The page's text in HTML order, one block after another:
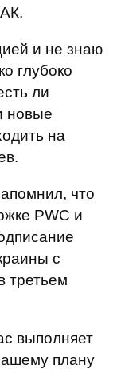
и не знаю
глубоко
ли
новые
на
что
PWC и
с
третьем
выполняет
плану